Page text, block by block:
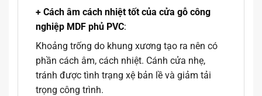
+ Cách âm cách nhiệt tốt của cửa gỗ công
nghiệp MDF phủ PVC:
Khoảng trống do khung xương tạo ra nên có
phần cách âm, cách nhiệt. Cánh cửa nhẹ,
tránh được tình trạng xệ bản lề và giảm tải
trọng công trình.